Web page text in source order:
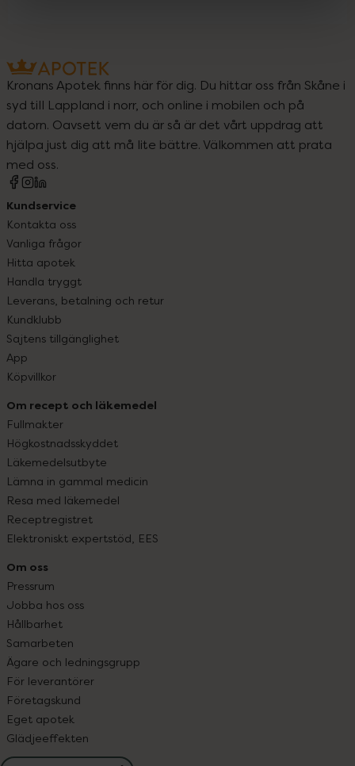
Kronans Apotek finns här för dig. Du hittar oss från Skåne i
syd till Lappland i norr, och online i mobilen och på
datorn. Oavsett vem du är så är det vårt uppdrag att
hjälpa just dig att må lite bättre. Välkommen att prata
med oss.
Kundservice
Kontakta oss
Vanliga frågor
Hitta apotek
Handla tryggt
Leverans, betalning och retur
Kundklubb
Sajtens tillgänglighet
App
Köpvillkor
Om recept och läkemedel
Fullmakter
Högkostnadsskyddet
Läkemedelsutbyte
Lämna in gammal medicin
Resa med läkemedel
Receptregistret
Elektroniskt expertstöd, EES
Om oss
Pressrum
Jobba hos oss
Hållbarhet
Samarbeten
Ägare och ledningsgrupp
För leverantörer
Företagskund
Eget apotek
Glädjeeffekten